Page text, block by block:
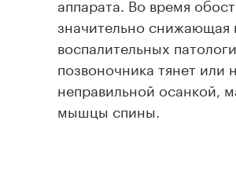
значительно снижающая
воспалительных
позвоночника тянет или
неправильной осанкой,
мышцы спины.